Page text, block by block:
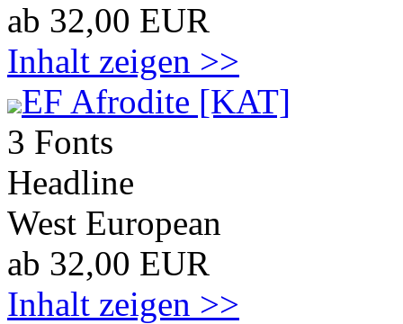
ab 32,00 EUR
Inhalt zeigen >>
EF Afrodite [KAT]
3 Fonts
Headline
West European
ab 32,00 EUR
Inhalt zeigen >>